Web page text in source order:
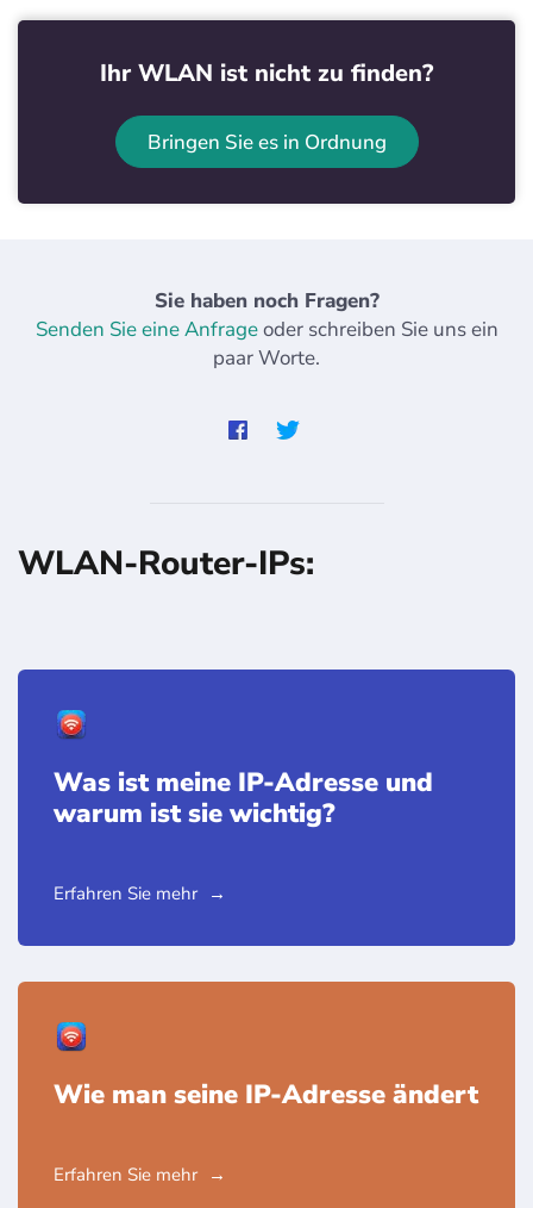
Ihr WLAN ist nicht zu finden?
Bringen Sie es in Ordnung
Sie haben noch Fragen?
Senden Sie eine Anfrageoder schreiben Sie uns ein
paar Worte.
WLAN-Router-IPs:
Was ist meine IP-Adresse und
warum ist sie wichtig?
Erfahren Sie mehr
Wie man seine IP-Adresse ändert
Erfahren Sie mehr